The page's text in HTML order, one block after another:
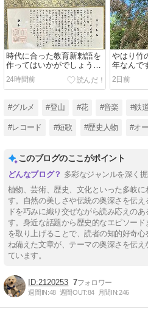
時代に合った教育新勅語を
作ってはいかがでしょう
か。
24時間前
やはり竹
年なんで
2日前
#グルメ #登山 #花 #音楽 #鉄
#レコード #短歌 #歴史人物 #オ
このブログのここがポイント
多彩なジャンルを深く
植物、芸術、歴史、文化といった多岐
す。自然の美しさや伝統の奥深さを伝
ドを巧みに織り交ぜながら読み応えの
す。身近な話題から歴史的なエピソー
を取り上げることで、読者の知的好奇
ね備えた文章が、テーマの奥深さを伝
ています。
2120253 7
週間IN:48 週間OUT:84 月間IN:246